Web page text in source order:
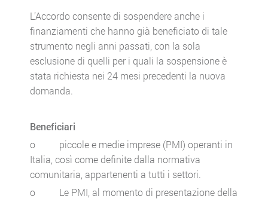
L’Accordo consente di sospendere anche i
finanziamenti che hanno già beneficiato di tale
strumento negli anni passati, con la sola
esclusione di quelli per i quali la sospensione è
stata richiesta nei 24 mesi precedenti la nuova
domanda.
Beneficiari
o piccole e medie imprese (PMI) operanti in
Italia, così come definite dalla normativa
comunitaria, appartenenti a tutti i settori.
o Le PMI, al momento di presentazione della